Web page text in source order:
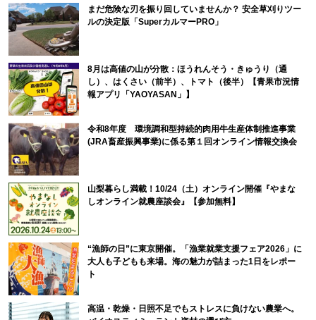
まだ危険な刃を振り回していませんか？ 安全草刈りツー
ルの決定版「SuperカルマーPRO」
8月は高値の山が分散：ほうれんそう・きゅうり（通
し）、はくさい（前半）、トマト（後半）【青果市況情
報アプリ「YAOYASAN」】
令和8年度 環境調和型持続的肉用牛生産体制推進事業
(JRA畜産振興事業)に係る第１回オンライン情報交換会
山梨暮らし満載！10/24（土）オンライン開催『やまな
しオンライン就農座談会』【参加無料】
“漁師の日”に東京開催。「漁業就業支援フェア2026」に
大人も子どもも来場。海の魅力が詰まった1日をレポー
ト
高温・乾燥・日照不足でもストレスに負けない農業へ。